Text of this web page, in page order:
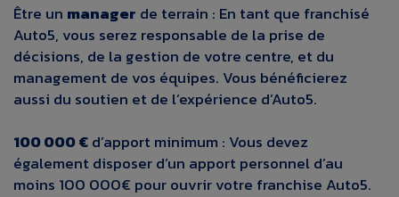
Être un manager de terrain : En tant que franchisé
Auto5, vous serez responsable de la prise de
décisions, de la gestion de votre centre, et du
management de vos équipes. Vous bénéficierez
aussi du soutien et de l’expérience d’Auto5.
100 000 €d’apport minimum : Vous devez
également disposer d’un apport personnel d’au
moins 100 000€ pour ouvrir votre franchise Auto5.